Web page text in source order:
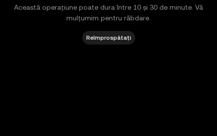
Această operațiune poate dura între 10 și 30 de minute. Vă
mulțumim pentru răbdare.
Reîmprospătați